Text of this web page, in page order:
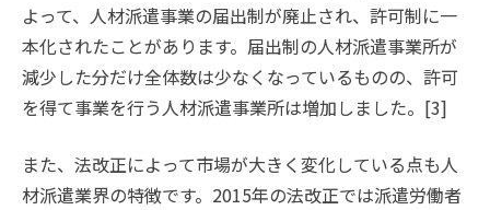
よって、人材派遣事業の届出制が廃止され、許可制に一
本化されたことがあります。届出制の人材派遣事業所が
減少した分だけ全体数は少なくなっているものの、許可
を得て事業を行う人材派遣事業所は増加しました。[3]
また、法改正によって市場が大きく変化している点も人
材派遣業界の特徴です。2015年の法改正では派遣労働者